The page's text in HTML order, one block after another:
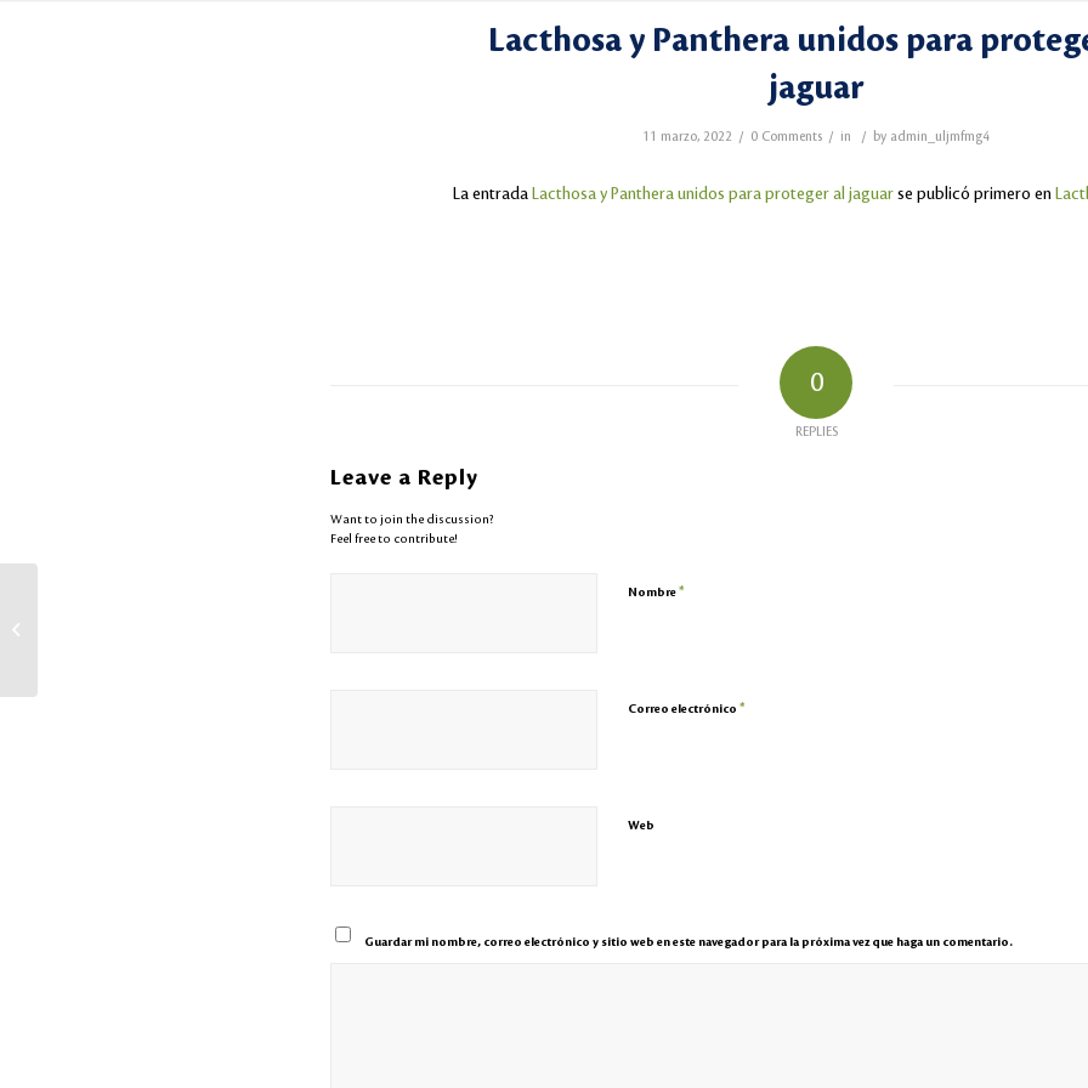
Lacthosa y Panthera unidos para
jaguar
11 marzo, 2022 / 0 Comments / in / by admin_uljmfmg4
La entrada Lacthosa y Panthera unidos para proteger al jaguar se publicó primero en
0
REPLIES
Leave a Reply
Want to join the discussion?
Feel free to contribute!
Nombre*
Correo electrónico *
Web
Guardar mi nombre, correo electrónico y sitio web en este navegador para la próxima vez que haga un comentario.